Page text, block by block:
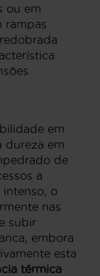
ou em
rampas
em
dureza em
de
a
intenso, o
nas
subir
embora
esta
térmica